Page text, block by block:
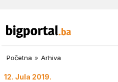
Početna » Arhiva
12. Jula 2019.